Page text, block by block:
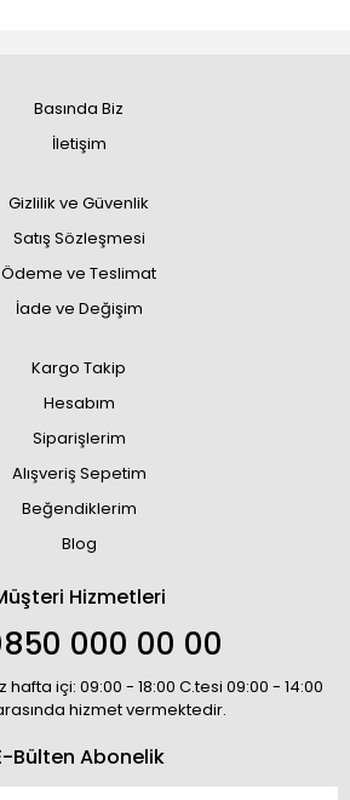
Basında Biz
İletişim
Gizlilik ve Güvenlik
Satış Sözleşmesi
Ödeme ve Teslimat
İade ve Değişim
Kargo Takip
Hesabım
Siparişlerim
Alışveriş Sepetim
Beğendiklerim
Blog
Hizmetleri
000 00 00
içi: 09:00 - 18:00 C.tesi 09:00 - 14:00
hizmet vermektedir.
Bülten Abonelik